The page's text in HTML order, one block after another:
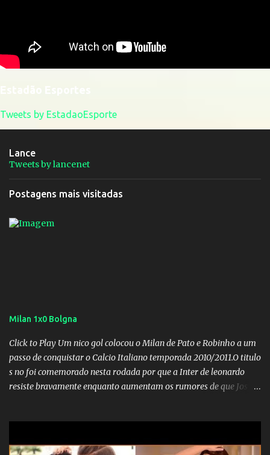
Tweets by EstadaoEsporte
Lance
Tweets by lancenet
Postagens mais visitadas
Milan 1x0 Bolgna
Click to Play Um nico gol colocou o Milan de Pato e Robinho a um
passo de conquistar o Calcio Italiano temporada 2010/2011.O titulo
s no foi comemorado nesta rodada por que a Inter de leonardo
resiste bravamente enquanto aumentam os rumores de que Jos